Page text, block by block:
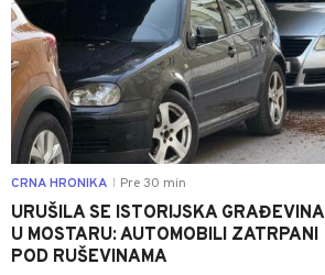
CRNA HRONIKA Pre 30 min
URUŠILA SE ISTORIJSKA GRAĐEVINA
U MOSTARU: AUTOMOBILI ZATRPANI
POD RUŠEVINAMA